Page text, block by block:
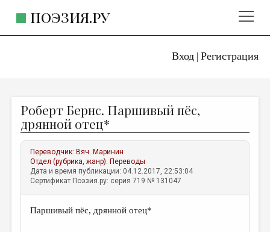
Вход| Регистрация
ПОЭЗИЯ.РУ
ЖАНРЫ
АВТОРЫ
КОММЕНТАРИИ
ЛИТСАЛОН
Роберт Бернс. Паршивый пёс,
дрянной отец*
Переводчик: Вяч. Маринин
Отдел (рубрика, жанр): Переводы
Дата и время публикации: 04.12.2017, 22:53:04
Сертификат Поэзия.ру: серия 719 № 131047
Паршивый пёс, дрянной отец*